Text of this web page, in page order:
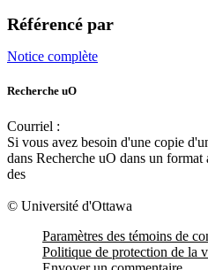
Référencé par
Notice complète
Recherche uO
Courriel :
Si vous avez besoin d'une copie
dans Recherche uO dans un
des
© Université d'Ottawa
Paramètres des témoins de
Politique de protection de la